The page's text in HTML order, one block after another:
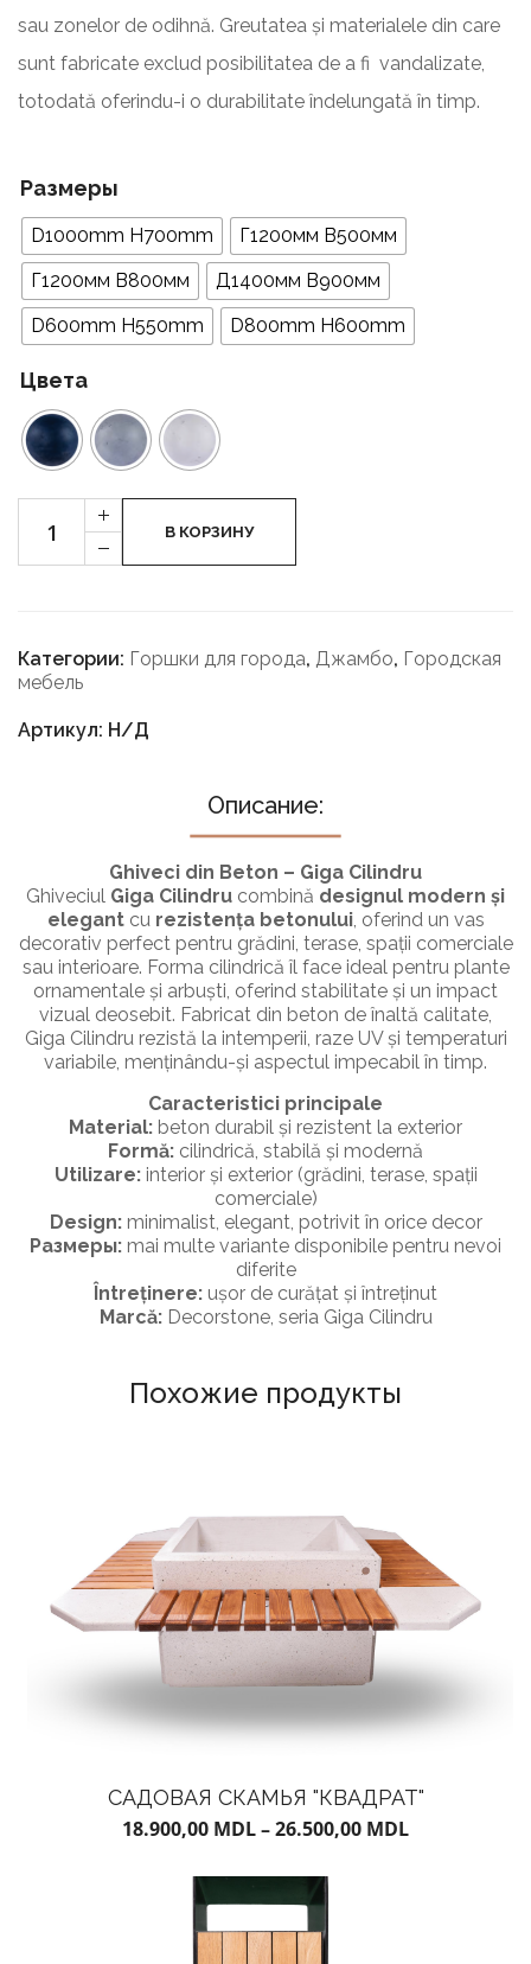
ГОРШКИ
sau zonelor de odihnă. Greutatea și materialele din care
sunt fabricate exclud posibilitatea de a fi vandalizate,
totodată oferindu-i o durabilitate îndelungată în timp.
Размеры
D1000mm H700mm
Г1200мм В500мм
Г1200мм В800мм
Д1400мм В900мм
D600mm H550mm
D800mm H600mm
Цвета
Giga
+
-
В КОРЗИНУ
Категории: Горшки для города, Джамбо, Городская
мебель
Артикул: Н/Д
Описание:
Ghiveci din Beton – Giga Cilindru
Ghiveciul Giga Cilindru combină designul modern și
elegantcu rezistența betonului, oferind un vas
decorativ perfect pentru grădini, terase, spații comerciale
sau interioare. Forma cilindrică îl face ideal pentru plante
ornamentale și arbuști, oferind stabilitate și un impact
vizual deosebit. Fabricat din beton de înaltă calitate,
Giga Cilindru rezistă la intemperii, raze UV și temperaturi
variabile, menținându-și aspectul impecabil în timp.
Caracteristici principale
Material: beton durabil și rezistent la exterior
Formă: cilindrică, stabilă și modernă
Utilizare:interior și exterior (grădini, terase, spații
comerciale)
Design:minimalist, elegant, potrivit în orice decor
Размеры: mai multe variante disponibile pentru nevoi
diferite
Întreținere: ușor de curățat și întreținut
Marcă:Decorstone, seria Giga Cilindru
Похожие продукты
САДОВАЯ СКАМЬЯ "КВАДРАТ"
18.900,00 MDL–26.500,00 MDL